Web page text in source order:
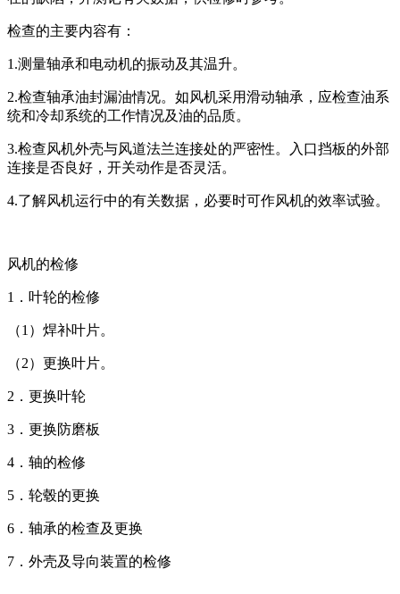
检查的主要内容有：
1.测量轴承和电动机的振动及其温升。
2.检查轴承油封漏油情况。如风机采用滑动轴承，应检查油系
统和冷却系统的工作情况及油的品质。
3.检查风机外壳与风道法兰连接处的严密性。入口挡板的外部
连接是否良好，开关动作是否灵活。
4.了解风机运行中的有关数据，必要时可作风机的效率试验。
风机的检修
1．叶轮的检修
（1）焊补叶片。
（2）更换叶片。
2．更换叶轮
3．更换防磨板
4．轴的检修
5．轮毂的更换
6．轴承的检查及更换
7．外壳及导向装置的检修